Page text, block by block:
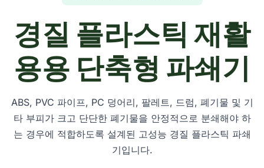
경질 플라스틱 재활
용용 단축형 파쇄기
ABS, PVC 파이프, PC 덩어리, 팔레트, 드럼, 폐기물 및 기
타 부피가 크고 단단한 폐기물을 안정적으로 분쇄해야 하
는 경우에 적합하도록 설계된 고성능 경질 플라스틱 파쇄
기입니다.